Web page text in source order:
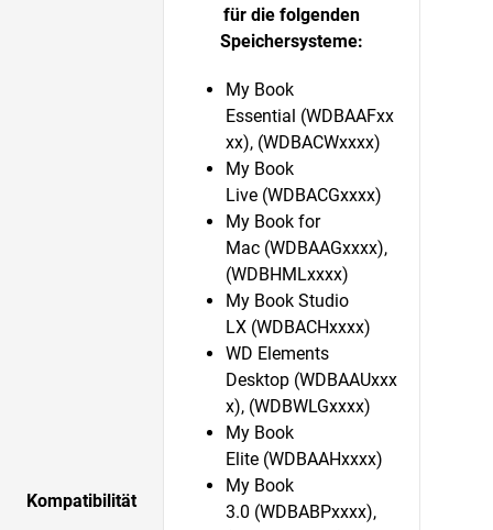
Kompatibilität
für die folgenden
Speichersysteme:
My Book
Essential (WDBAAFxx
xx), (WDBACWxxxx)
My Book
Live (WDBACGxxxx)
My Book for
Mac (WDBAAGxxxx),
(WDBHMLxxxx)
My Book Studio
LX (WDBACHxxxx)
WD Elements
Desktop (WDBAAUxxx
x), (WDBWLGxxxx)
My Book
Elite (WDBAAHxxxx)
My Book
3.0 (WDBABPxxxx),